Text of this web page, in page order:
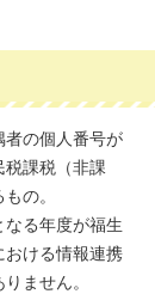
者の個人番号が
税課税（非課
の。
なる年度が福生
おける情報連携
ません。